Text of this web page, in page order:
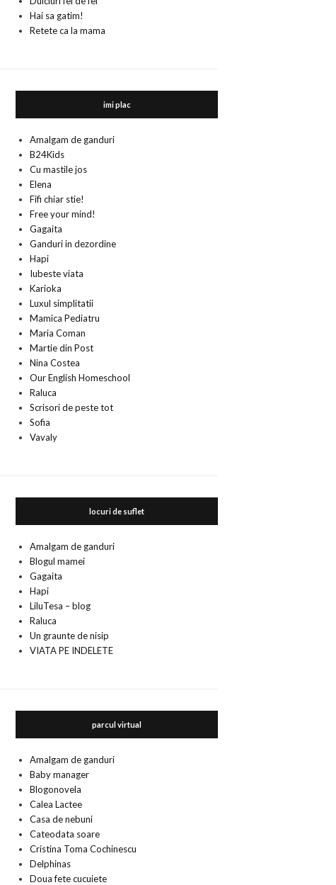
Hai sa gatim!
Retete ca la mama
imi plac
Amalgam de ganduri
B24Kids
Cu mastile jos
Elena
Fifi chiar stie!
Free your mind!
Gagaita
Ganduri in dezordine
Hapi
Iubeste viata
Karioka
Luxul simplitatii
Mamica Pediatru
Maria Coman
Martie din Post
Nina Costea
Our English Homeschool
Raluca
Scrisori de peste tot
Sofia
Vavaly
locuri de suflet
Amalgam de ganduri
Blogul mamei
Gagaita
Hapi
LiluTesa – blog
Raluca
Un graunte de nisip
VIATA PE INDELETE
parcul virtual
Amalgam de ganduri
Baby manager
Blogonovela
Calea Lactee
Casa de nebuni
Cateodata soare
Cristina Toma Cochinescu
Delphinas
Doua fete cucuiete